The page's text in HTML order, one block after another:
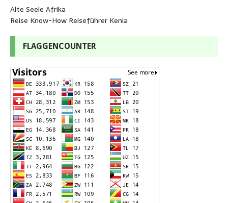
Alte Seele Afrika
Reise Know-How Reiseführer Kenia
FLAGGENCOUNTER